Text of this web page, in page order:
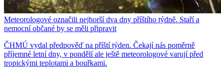
Meteorologové označili nejhorší dva dny příštího týdně. Staří a
nemocní občané by se měli připravit
ČHMÚ vydal předpověď na příští týden. Čekají nás poměrně
příjemné letní dny, v pondělí ale ještě meteorologové varují před
tropickými teplotami a bouřkami.